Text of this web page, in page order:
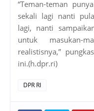
“Teman-teman
sekali lagi nanti
lagi, nanti
untuk masukan-
realistisnya,”
ini.(h.dpr.ri)
DPR RI